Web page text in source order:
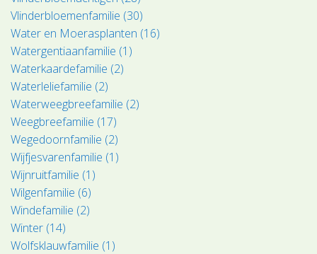
Vlinderbloemenfamilie (30)
Water en Moerasplanten (16)
Watergentiaanfamilie (1)
Waterkaardefamilie (2)
Waterleliefamilie (2)
Waterweegbreefamilie (2)
Weegbreefamilie (17)
Wegedoornfamilie (2)
Wijfjesvarenfamilie (1)
Wijnruitfamilie (1)
Wilgenfamilie (6)
Windefamilie (2)
Winter (14)
Wolfsklauwfamilie (1)